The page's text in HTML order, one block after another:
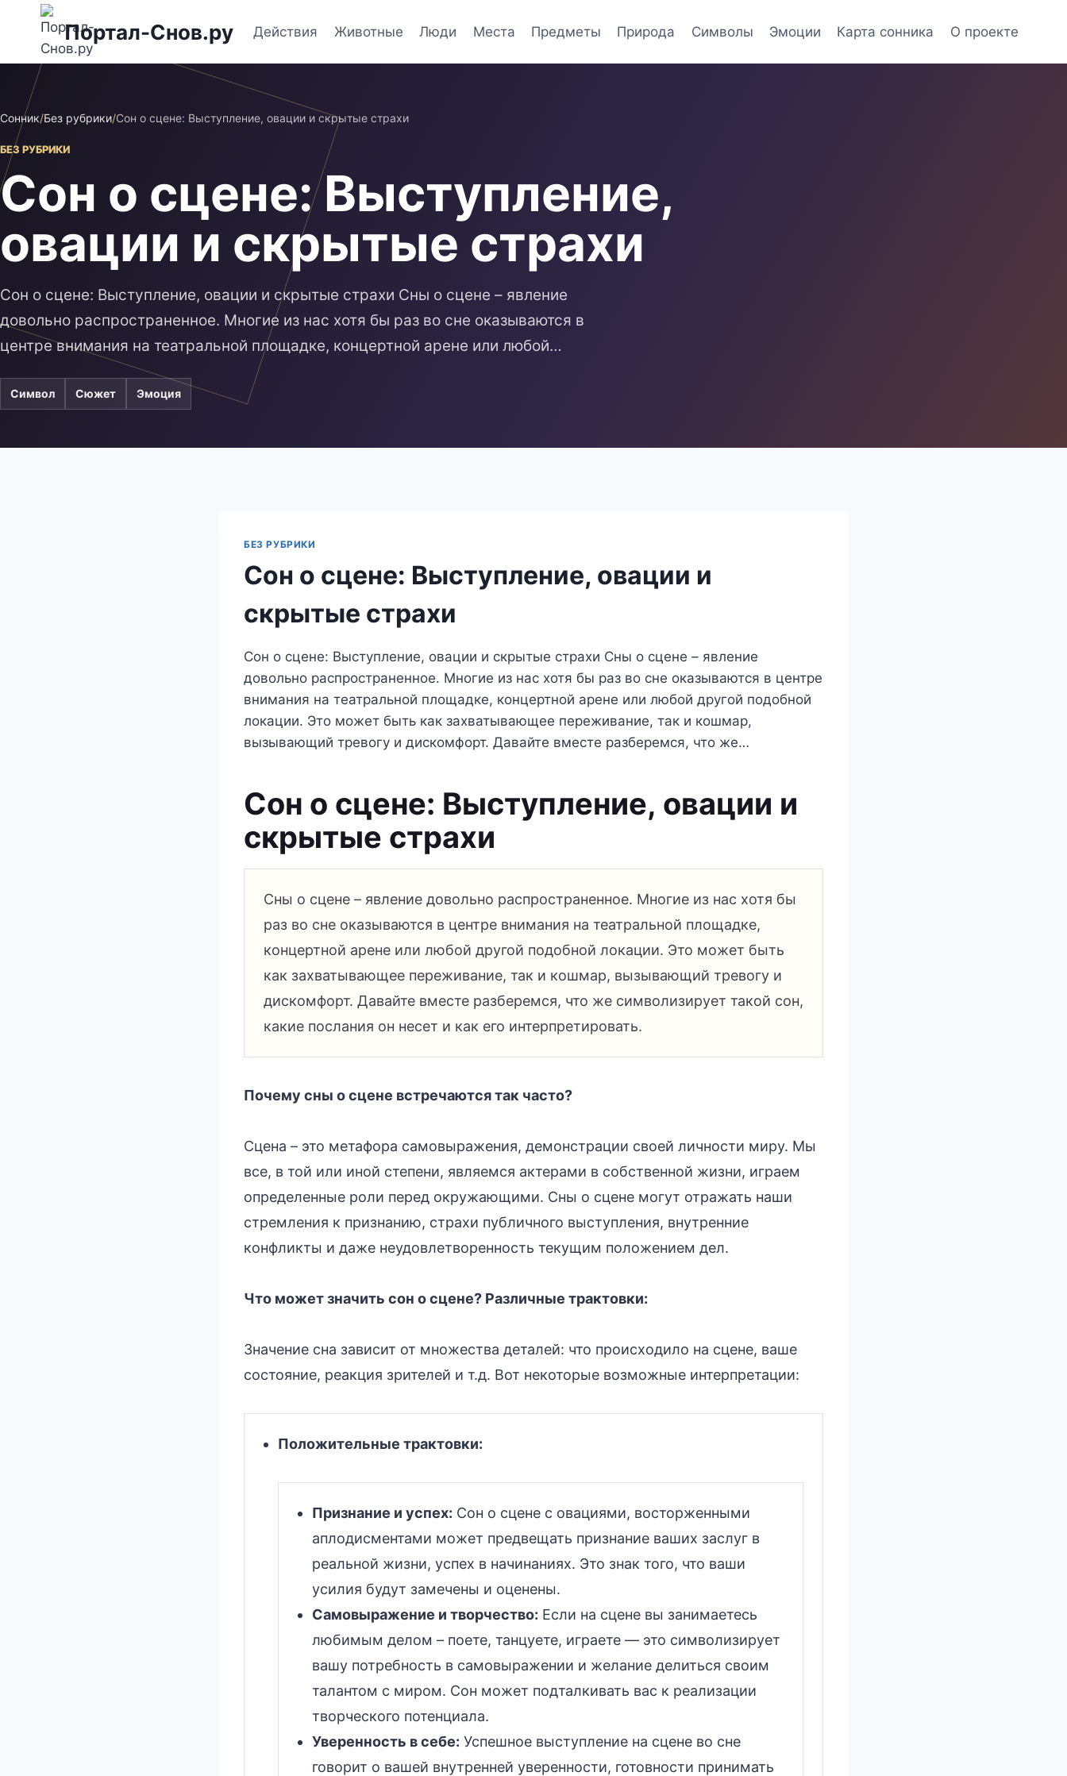
Перейти
содержимому
Портал-Снов.ру Действия Животные Люди Места Предметы Природа Символы Эмоции Карта сонника О проекте
Сонник/Без рубрики/Сон о сцене: Выступление, овации и скрытые страхи
БЕЗ РУБРИКИ
Сон о сцене: Выступление,
овации и скрытые страхи
Сон о сцене: Выступление, овации и скрытые страхи Сны о сцене – явление
довольно распространенное. Многие из нас хотя бы раз во сне оказываются в
центре внимания на театральной площадке, концертной арене или любой…
Символ Сюжет Эмоция
БЕЗ РУБРИКИ
Сон о сцене: Выступление, овации и
скрытые страхи
Сон о сцене: Выступление, овации и скрытые страхи Сны о сцене – явление
довольно распространенное. Многие из нас хотя бы раз во сне оказываются в центре
внимания на театральной площадке, концертной арене или любой другой подобной
локации. Это может быть как захватывающее переживание, так и кошмар,
вызывающий тревогу и дискомфорт. Давайте вместе разберемся, что же…
Сон о сцене: Выступление, овации и
скрытые страхи
Сны о сцене – явление довольно распространенное. Многие из нас хотя бы
раз во сне оказываются в центре внимания на театральной площадке,
концертной арене или любой другой подобной локации. Это может быть
как захватывающее переживание, так и кошмар, вызывающий тревогу и
дискомфорт. Давайте вместе разберемся, что же символизирует такой сон,
какие послания он несет и как его интерпретировать.
Почему сны о сцене встречаются так часто?
Сцена – это метафора самовыражения, демонстрации своей личности миру. Мы
все, в той или иной степени, являемся актерами в собственной жизни, играем
определенные роли перед окружающими. Сны о сцене могут отражать наши
стремления к признанию, страхи публичного выступления, внутренние
конфликты и даже неудовлетворенность текущим положением дел.
Что может значить сон о сцене? Различные трактовки:
Значение сна зависит от множества деталей: что происходило на сцене, ваше
состояние, реакция зрителей и т.д. Вот некоторые возможные интерпретации:
Положительные трактовки:
Признание и успех: Сон о сцене с овациями, восторженными
аплодисментами может предвещать признание ваших заслуг в
реальной жизни, успех в начинаниях. Это знак того, что ваши
усилия будут замечены и оценены.
Самовыражение и творчество: Если на сцене вы занимаетесь
любимым делом – поете, танцуете, играете — это символизирует
вашу потребность в самовыражении и желание делиться своим
талантом с миром. Сон может подталкивать вас к реализации
творческого потенциала.
Уверенность в себе: Успешное выступление на сцене во сне
говорит о вашей внутренней уверенности, готовности принимать